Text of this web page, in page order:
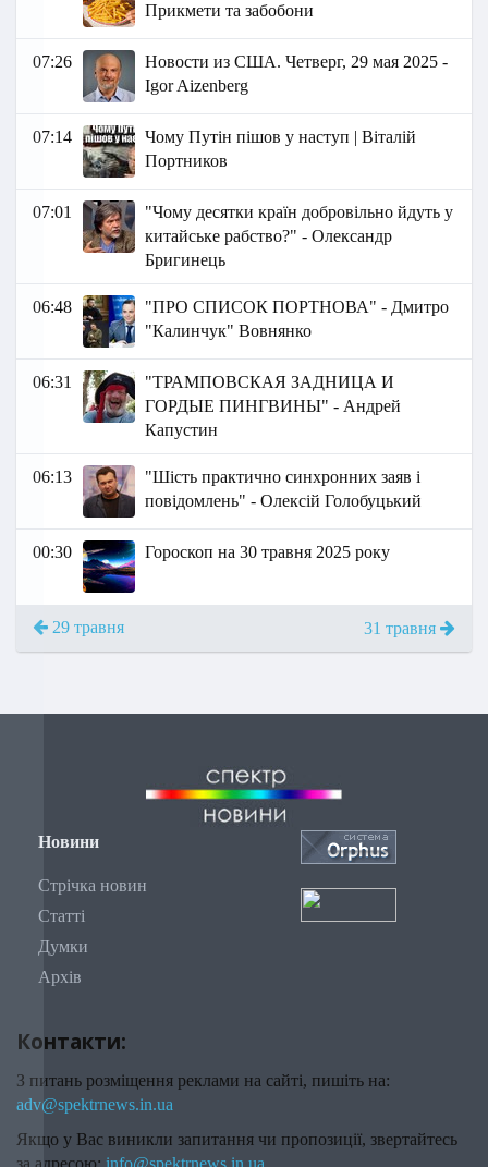
Прикмети та забобони
07:26
Новости из США. Четверг, 29 мая 2025 -
Igor Aizenberg
07:14
Чому Путін пішов у наступ | Віталій
Портников
07:01
"Чому десятки країн добровільно йдуть у
китайське рабство?" - Олександр
Бригинець
06:48
"ПРО СПИСОК ПОРТНОВА" - Дмитро
"Калинчук" Вовнянко
06:31
"ТРАМПОВСКАЯ ЗАДНИЦА И
ГОРДЫЕ ПИНГВИНЫ" - Андрей
Капустин
06:13
"Шість практично синхронних заяв і
повідомлень" - Олексій Голобуцький
00:30 Гороскоп на 30 травня 2025 року
29 травня 31 травня
Новини
Стрічка новин
Статті
Думки
Архів
Контакти:
З питань розміщення реклами на сайті, пишіть на:
adv@spektrnews.in.ua
Якщо у Вас виникли запитання чи пропозиції, звертайтесь